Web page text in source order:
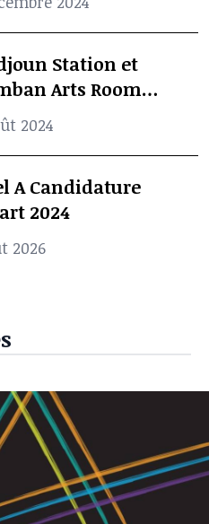
est mort à
de 69 ans
Station et
Arts Room
le Badjoun
Design Showcase
2024
A Candidature
2024
2026